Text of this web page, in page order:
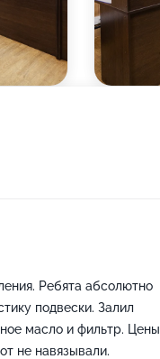
Ребята абсолютно
подвески. Залил
масло и фильтр. Цены
не навязывали.